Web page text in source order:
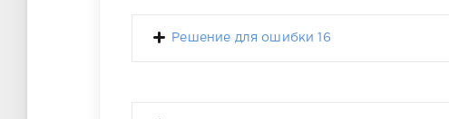
Решение для ошибки 16